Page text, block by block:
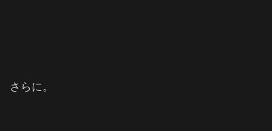
さらに。